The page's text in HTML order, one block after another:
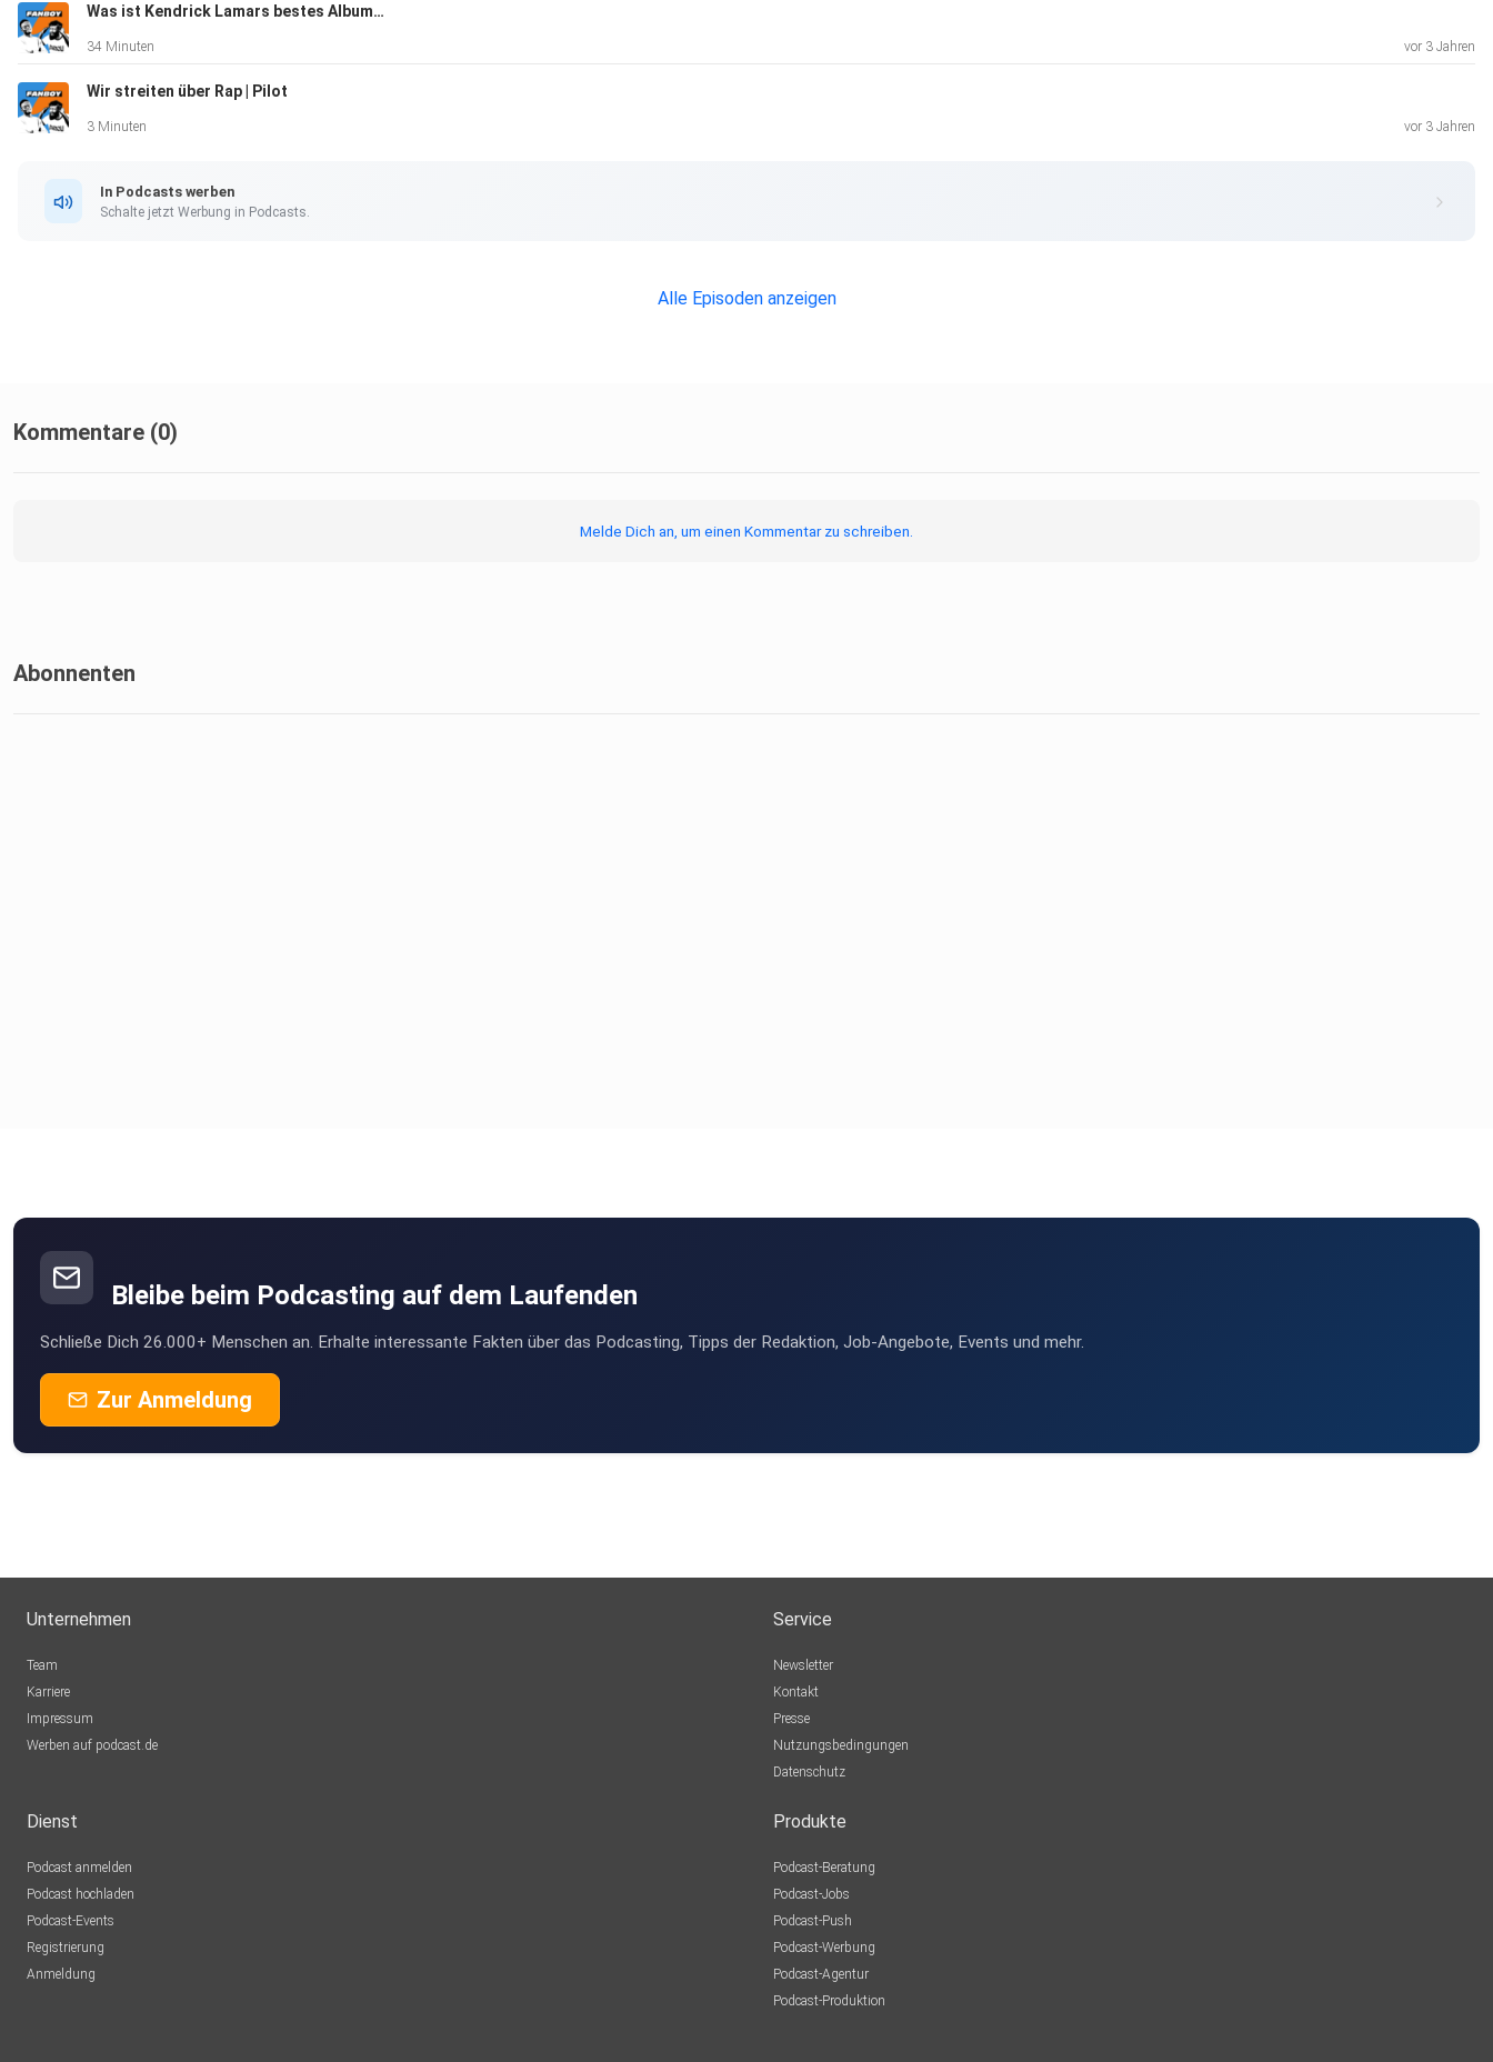
Schickt uns eure Meinung unter fanboy.derpodcast@gmail.com oder
Was ist Kendrick Lamars bestes Album? | Magnum Opus | Vol. 1
34 Minuten vor 3 Jahren
Wir streiten über Rap | Pilot
3 Minuten vor 3 Jahren
In Podcasts werben
Schalte jetzt Werbung in Podcasts.
Alle Episoden anzeigen
Kommentare (0)
Melde Dich an, um einen Kommentar zu schreiben.
Abonnenten
Bleibe beim Podcasting auf dem Laufenden
Schließe Dich 26.000+ Menschen an. Erhalte interessante Fakten über das Podcasting, Tipps der Redaktion, Job-Angebote, Events und mehr.
Zur Anmeldung
Unternehmen
Team
Karriere
Impressum
Werben auf podcast.de
Service
Newsletter
Kontakt
Presse
Nutzungsbedingungen
Datenschutz
Dienst
Podcast anmelden
Podcast hochladen
Podcast-Events
Registrierung
Anmeldung
Produkte
Podcast-Beratung
Podcast-Jobs
Podcast-Push
Podcast-Werbung
Podcast-Agentur
Podcast-Produktion